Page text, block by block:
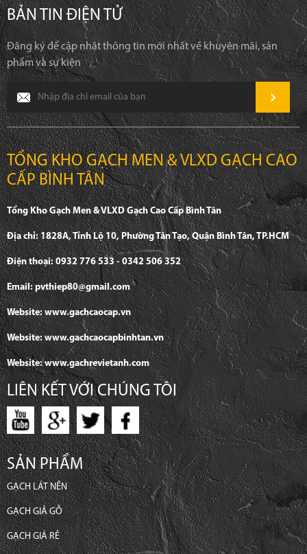
BẢN TIN ĐIỆN TỬ
Đăng ký để cập nhật thông tin mới nhất về khuyên mãi, sản
phẩm và sự kiện
TỔNG KHO GẠCH MEN & VLXD GẠCH CAO
CẤP BÌNH TÂN
Tổng Kho Gạch Men & VLXD Gạch Cao Cấp Bình Tân
Địa chỉ: 1828A, Tỉnh Lộ 10, Phường Tân Tạo, Quận Bình Tân, TP.HCM
Điện thoại: 0932 776 533 - 0342 506 352
Email: pvthiep80@gmail.com
Website: www.gachcaocap.vn
Website: www.gachcaocapbinhtan.vn
Website: www.gachrevietanh.com
LIÊN KẾT VỚI CHÚNG TÔI
SẢN PHẨM
GẠCH LÁT NỀN
GẠCH GIẢ GỖ
GẠCH GIÁ RẺ